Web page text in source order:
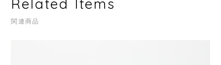
Related Items
関連商品